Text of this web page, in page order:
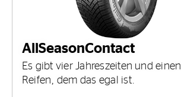
AllSeasonContact
Es gibt vier Jahreszeiten und einen
Reifen, dem das egal ist.